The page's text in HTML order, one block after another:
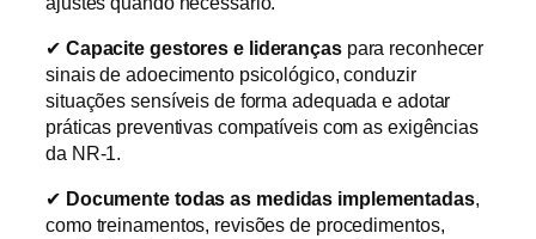
✔ Capacite gestores e liderançaspara reconhecer
sinais de adoecimento psicológico, conduzir
situações sensíveis de forma adequada e adotar
práticas preventivas compatíveis com as exigências
da NR-1.
✔ Documente todas as medidas implementadas,
como treinamentos, revisões de procedimentos,